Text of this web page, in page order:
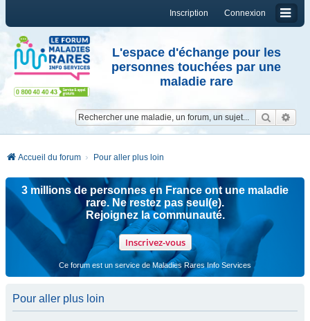
Connexion
Inscription
L'espace d'échange pour les
personnes touchées par une
maladie rare
Accueil du forum Pour aller plus loin
3 millions de personnes en France ont une maladie
rare. Ne restez pas seul(e).
Rejoignez la communauté.
Inscrivez-vous
Ce forum est un service de Maladies Rares Info Services
Pour aller plus loin